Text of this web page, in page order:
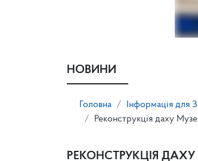
НОВИНИ
Головна Інформація для
Реконструкція даху
РЕКОНСТРУКЦІЯ